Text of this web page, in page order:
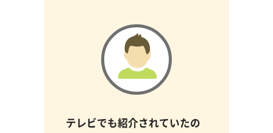
テレビでも紹介されていたの